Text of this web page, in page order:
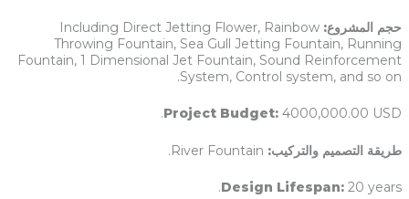
حجم المشروع: Including Direct Jetting Flower, Rainbow
Throwing Fountain, Sea Gull Jetting Fountain, Running
Fountain, 1 Dimensional Jet Fountain, Sound Reinforcement
System, Control system, and so on.
Project Budget: 4000,000.00 USD.
طريقة التصميم والتركيب:
Design Lifespan: 20 years.